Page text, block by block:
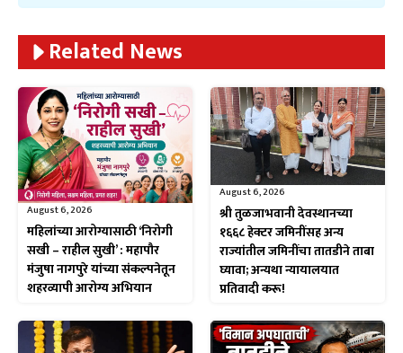
Related News
August 6, 2026
महिलांच्या आरोग्यासाठी ‘निरोगी
सखी – राहील सुखी’ : महापौर
मंजुषा नागपुरे यांच्या संकल्पनेतून
शहरव्यापी आरोग्य अभियान
August 6, 2026
श्री तुळजाभवानी देवस्थानच्या
१६६८ हेक्टर जमिनींसह अन्य
राज्यांतील जमिनींचा तातडीने ताबा
घ्यावा; अन्यथा न्यायालयात
प्रतिवादी करू!